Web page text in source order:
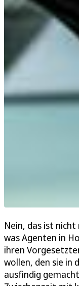
Nein, das ist
was Agenten in
ihren
wollen, den sie in
ausfindig